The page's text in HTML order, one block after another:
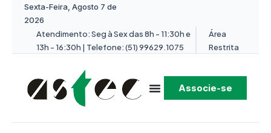
Sexta-Feira, Agosto 7 de
2026
Atendimento: Seg à Sex das 8h - 11:30h e
13h - 16:30h | Telefone: (51) 99629.1075
Área
Restrita
Associe-se